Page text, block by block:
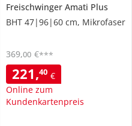
Freischwinger Amati Plus
BHT 47|96|60 cm, Mikrofaser
221,40 €
Online zum
Kundenkartenpreis
369,00 €***